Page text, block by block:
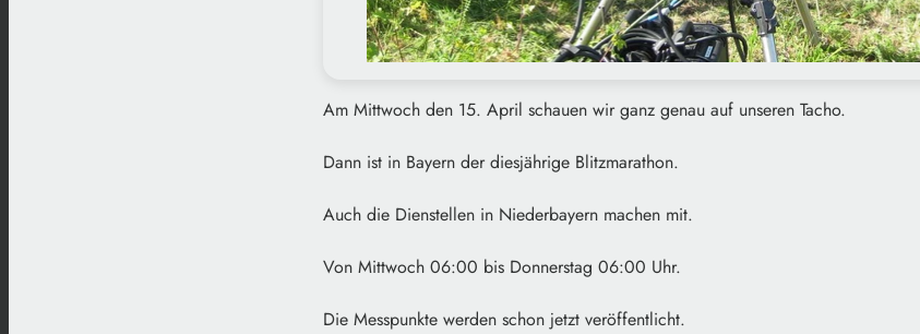
Am Mittwoch den 15. April schauen wir ganz genau auf unseren Tacho.
Dann ist in Bayern der diesjährige Blitzmarathon.
Auch die Dienstellen in Niederbayern machen mit.
Von Mittwoch 06:00 bis Donnerstag 06:00 Uhr.
Die Messpunkte werden schon jetzt veröffentlicht.